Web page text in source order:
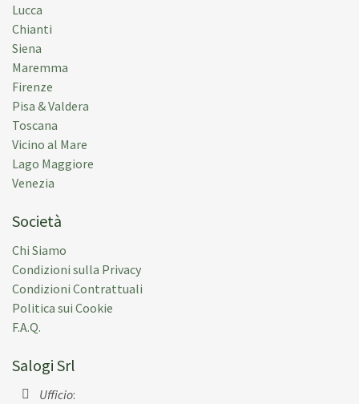
Lucca
Chianti
Siena
Maremma
Firenze
Pisa & Valdera
Toscana
Vicino al Mare
Lago Maggiore
Venezia
Società
Chi Siamo
Condizioni sulla Privacy
Condizioni Contrattuali
Politica sui Cookie
F.A.Q.
Salogi Srl
Ufficio: